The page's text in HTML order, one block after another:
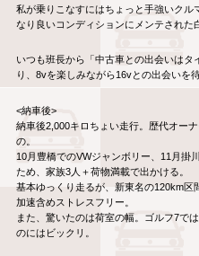
私が乗りこなすにはちょっと手強いク
なり良いコンディションにメンテされた
いつも班長から「中古車との出会いは
り、8vを楽しみながら16vとの出会いを
<納車後>
納車後2,000キロちょい走行。歴代オー
の。
10月豊橋でのVWジャンボリー、11月掛
ため、家族3人＋荷物満載で出かける。
基本ゆっくり走るが、新東名の120km
加速含めストレスフリー。
また、驚いたのは荷室の幅。ゴルフ7で
のにはビックリ。